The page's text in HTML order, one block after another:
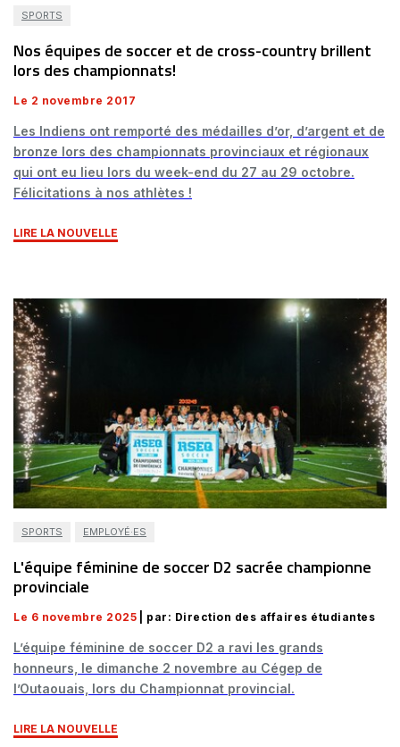
SPORTS
Nos équipes de soccer et de cross-country brillent
lors des championnats!
Le 2 novembre 2017
Les Indiens ont remporté des médailles d’or, d’argent et de
bronze lors des championnats provinciaux et régionaux
qui ont eu lieu lors du week-end du 27 au 29 octobre.
Félicitations à nos athlètes !
LIRE LA NOUVELLE
SPORTS EMPLOYÉ·ES
L'équipe féminine de soccer D2 sacrée championne
provinciale
Le 6 novembre 2025 | par: Direction des affaires étudiantes
L’équipe féminine de soccer D2 a ravi les grands
honneurs, le dimanche 2 novembre au Cégep de
l’Outaouais, lors du Championnat provincial.
LIRE LA NOUVELLE